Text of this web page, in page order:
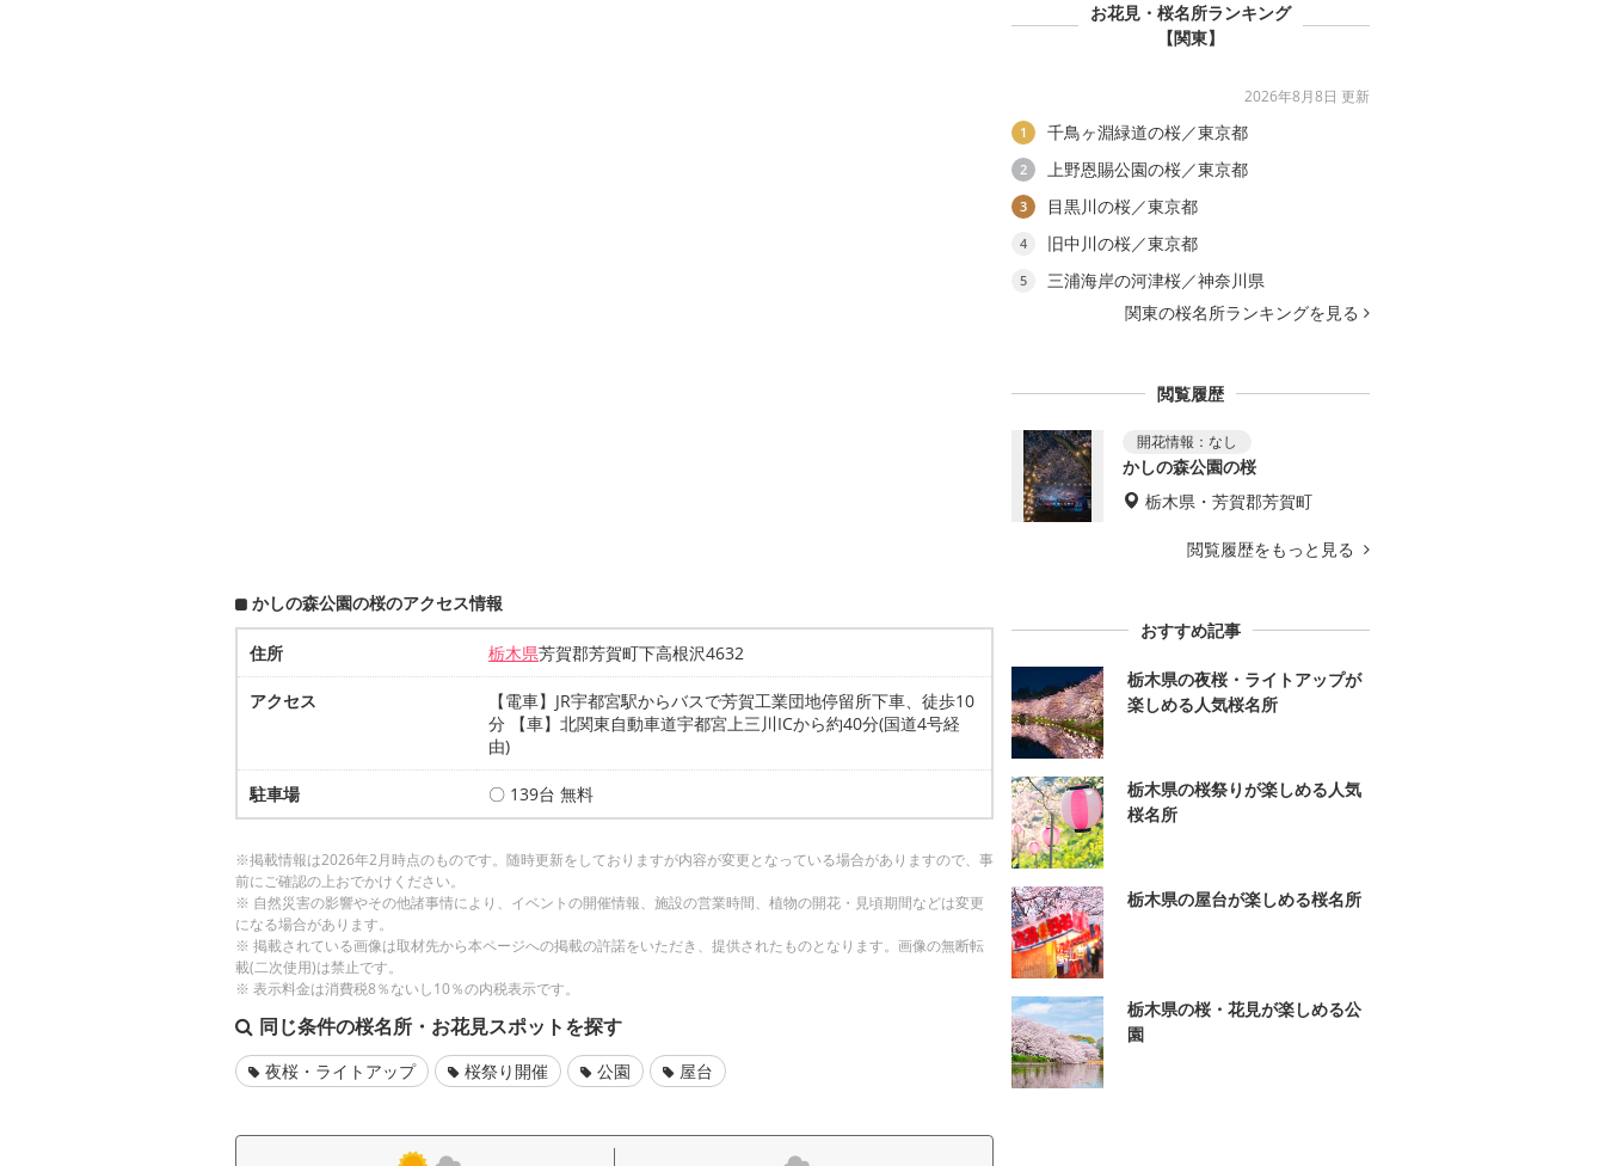
かしの森公園の桜のアクセス情報
住所 栃木県芳賀郡芳賀町下高根沢4632
アクセス
【電車】JR宇都宮駅からバスで芳賀工業団地停留所下車、徒歩10
分 【車】北関東自動車道宇都宮上三川ICから約40分(国道4号経
由)
駐車場 〇 139台 無料
※掲載情報は2026年2月時点のものです。随時更新をしておりますが内容が変更となっている場合がありますので、事
前にご確認の上おでかけください。
※ 自然災害の影響やその他諸事情により、イベントの開催情報、施設の営業時間、植物の開花・見頃期間などは変更
になる場合があります。
※ 掲載されている画像は取材先から本ページへの掲載の許諾をいただき、提供されたものとなります。画像の無断転
載(二次使用)は禁止です。
※ 表示料金は消費税8％ないし10％の内税表示です。
同じ条件の桜名所・お花見スポットを探す
夜桜・ライトアップ 桜祭り開催 公園 屋台
お花見・桜名所ランキング
【関東】
2026年8月8日 更新
1 千鳥ヶ淵緑道の桜／東京都
2 上野恩賜公園の桜／東京都
3 目黒川の桜／東京都
4 旧中川の桜／東京都
5
三浦海岸の河津桜／神奈川県
関東の桜名所ランキングを見る
閲覧履歴
かしの森公園の桜
栃木県・芳賀郡芳賀町
閲覧履歴をもっと見る
おすすめ記事
栃木県の夜桜・ライトアップが
楽しめる人気桜名所
栃木県の桜祭りが楽しめる人気
桜名所
栃木県の屋台が楽しめる桜名所
栃木県の桜・花見が楽しめる公
園